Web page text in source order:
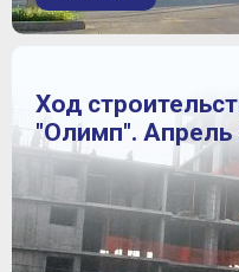
Ход
"Олимп". Апрель